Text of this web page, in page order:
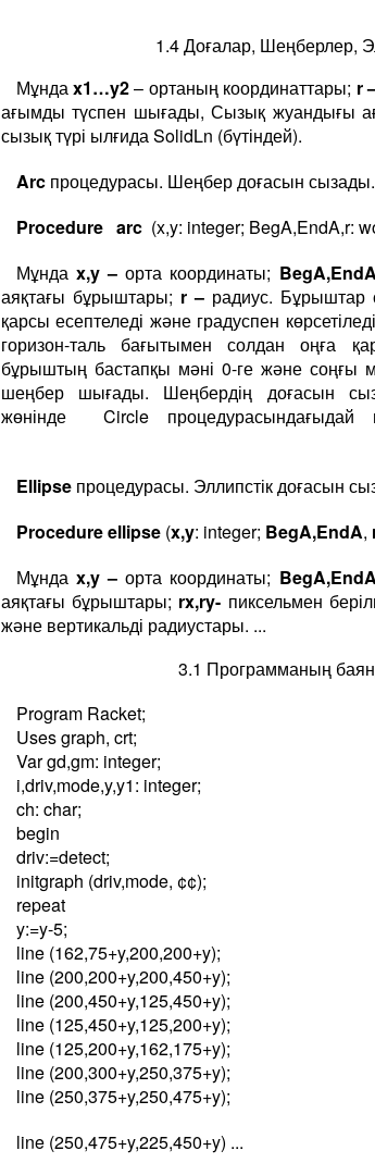
1.4 Доғалар, Шеңберлер,
Мұндаx1…y2– ортаның координаттары; r
ағымды түспен шығады, Сызық жуандығы
сызық түрі ылғида SolidLn (бүтіндей).
Arc процедурасы. Шеңбер доғасын
Procedure arc (x,y: integer; BegA,EndA,r:
Мұнда x,y–орта координаты; BegA,EndA
аяқтағы бұрыштары; r– радиус. Бұрыштар
қарсы есептеледі және градуспен
горизон-таль бағытымен солдан оңға
бұрыштың бастапқы мәні 0-ге және соңғы
шеңбер шығады. Шеңбердің доғасын
жөнінде Circle процедурасындағыдай
Ellipse процедурасы. Эллипстік доғасын
Procedure ellipse (x,y: integer; BegA,EndA,
Мұнда x,y –орта координаты;
аяқтағы бұрыштары; rx,ry- пиксельмен
және вертикальді радиустары. ...
3.1 Программаның
Program Racket;
Uses graph, crt;
Var gd,gm: integer;
i,driv,mode,y,y1: integer;
ch: char;
begin
driv:=detect;
initgraph (driv,mode, ¢¢);
repeat
y:=y-5;
line (162,75+y,200,200+y);
line (200,200+y,200,450+y);
line (200,450+y,125,450+y);
line (125,450+y,125,200+y);
line (125,200+y,162,175+y);
line (200,300+y,250,375+y);
line (250,375+y,250,475+y);
line (250,475+y,225,450+y) ...